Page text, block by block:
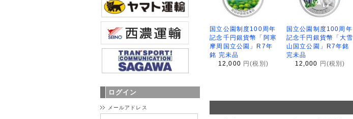
国立公園制度100周年
記念千円銀貨幣「阿寒
摩周国立公園」R7年
銘 完未品
12,000 円(税別)
国立公園制度100周年
記念千円銀貨幣「大雪
山国立公園」R7年銘
完未品
12,000
円(税別)
ログイン
メールアドレス